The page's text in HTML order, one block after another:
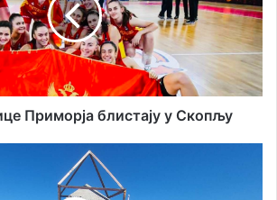
Приморја блистају у Скопљу